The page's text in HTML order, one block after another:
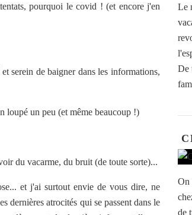
pourquoi le covid ! (et encore j'en
serein de baigner dans les informations,
loupé un peu (et même beaucoup !)
du vacarme, du bruit (de toute sorte)...
et j'ai surtout envie de vous dire, ne
dernières atrocités qui se passent dans le
Le
De
On
de